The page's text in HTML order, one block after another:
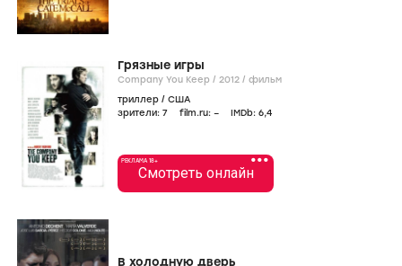
Грязные игры
Company You Keep / 2012 / фильм
триллер / США
зрители: 7 film.ru: – IMDb: 6,4
•••
РЕКЛАМА 18+
Смотреть онлайн
В холодную дверь